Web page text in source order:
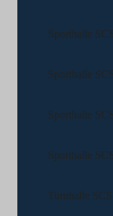
Sporthalle
Sporthalle
Sporthalle
Sporthalle
Turnhalle SCS